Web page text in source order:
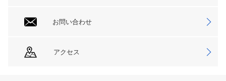
お問い合わせ
アクセス